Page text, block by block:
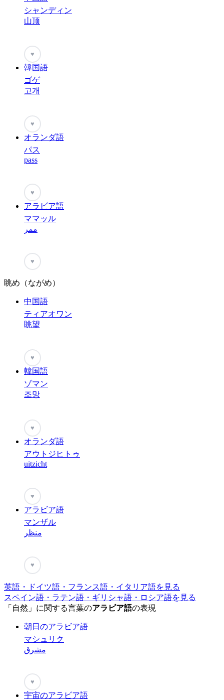
シャンディン
山顶
♥
韓国語
ゴゲ
고개
♥
オランダ語
パス
pass
♥
アラビア語
ママッル
ممر
♥
眺め（ながめ）
中国語
ティアオワン
眺望
♥
韓国語
ゾマン
조망
♥
オランダ語
アウトジヒトゥ
uitzicht
♥
アラビア語
マンザル
منظر
♥
英語・ドイツ語・フランス語・イタリア語を見る
スペイン語・ラテン語・ギリシャ語・ロシア語を見る
「自然」に関する言葉のアラビア語の表現
朝日のアラビア語
マシュリク
مشرق
♥
宇宙のアラビア語